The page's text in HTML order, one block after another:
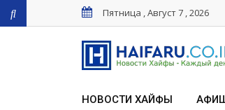
Пятница , Август 7 , 2026
НОВОСТИ ХАЙФЫ